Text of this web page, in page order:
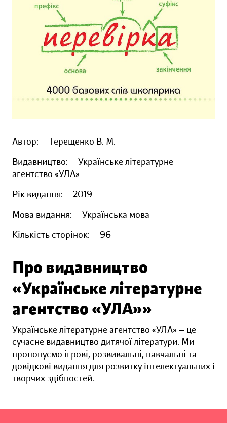
Автор:
Терещенко В. М.
Видавництво:
Українське літературне
агентство «УЛА»
Рік видання:
2019
Мова видання:
Українська мова
Кількість сторінок:
96
Про видавництво
«Українське літературне
агентство «УЛА»»
Українське літературне агентство «УЛА» — це
сучасне видавництво дитячої літератури. Ми
пропонуємо ігрові, розвивальні, навчальні та
довідкові видання для розвитку інтелектуальних і
творчих здібностей.